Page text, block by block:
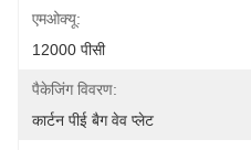
एमओक्यू:
12000 पीसी
पैकेजिंग विवरण:
कार्टन पीई बैग वेव प्लेट